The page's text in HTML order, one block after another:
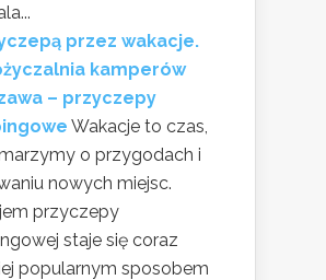
przez wakacje.
kamperów
– przyczepy
Wakacje to czas,
o przygodach i
nowych miejsc.
przyczepy
staje się coraz
popularnym sposobem